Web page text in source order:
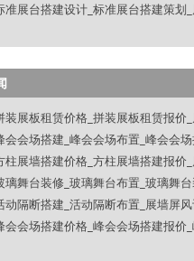
准展台搭建设计_标准展台搭建策划
装展板租赁价格_拼装展板租赁报价
会会场搭建_峰会会场布置_峰会会
柱展墙搭建价格_方柱展墙搭建报价
璃舞台装修_玻璃舞台布置_玻璃舞
动隔断搭建_活动隔断布置_展墙屏
会会场搭建价格_峰会会场搭建报价